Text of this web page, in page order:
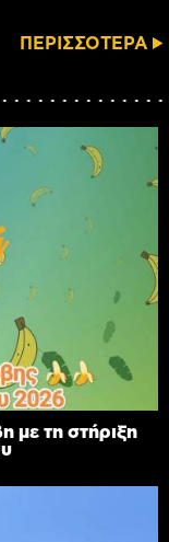
ΠΕΡΙΣΣΟΤΕΡΑ
με τη στήριξη